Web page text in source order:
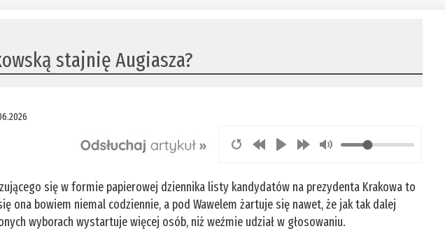
stajnię Augiasza?
się w formie papierowej dziennika listy kandydatów na prezydenta Krakowa to
ona bowiem niemal codziennie, a pod Wawelem żartuje się nawet, że jak tak dalej
wyborach wystartuje więcej osób, niż weźmie udział w głosowaniu.